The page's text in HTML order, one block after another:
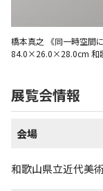
橋本真之 《同一時空間
84.0×26.0×28.0cm 和
展覧会情報
会場
和歌山県立近代美